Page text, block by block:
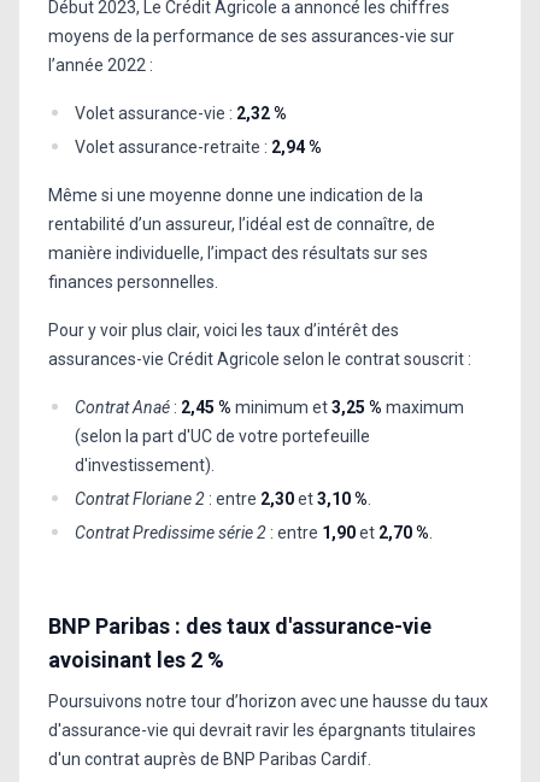
Début 2023, Le Crédit Agricole a annoncé les chiffres
moyens de la performance de ses assurances-vie sur
l’année 2022 :
Volet assurance-vie : 2,32 %
Volet assurance-retraite : 2,94 %
Même si une moyenne donne une indication de la
rentabilité d’un assureur, l’idéal est de connaître, de
manière individuelle, l’impact des résultats sur ses
finances personnelles.
Pour y voir plus clair, voici les taux d’intérêt des
assurances-vie Crédit Agricole selon le contrat souscrit :
Contrat Anaé : 2,45 % minimum et3,25 % maximum
(selon la part d'UC de votre portefeuille
d'investissement).
Contrat Floriane 2 : entre 2,30et3,10 %
Contrat Predissime série 2 : entre 1,90et 2,70 %
BNP Paribas : des taux d'assurance-vie
avoisinant les 2 %
Poursuivons notre tour d’horizon avec une hausse du taux
d'assurance-vie qui devrait ravir les épargnants titulaires
d'un contrat auprès de BNP Paribas Cardif.